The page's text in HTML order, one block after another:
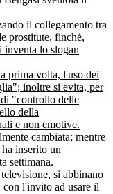
il collegamento tra
prostitute, finché,
inventa lo slogan
prima volta, l'uso dei
inoltre si evita, per
"controllo delle
della
e non emotive.
cambiata; mentre
inserito un
settimana.
si abbinano
con l'invito ad usare il